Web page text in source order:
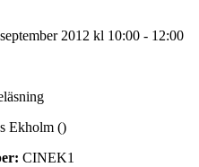
2012 kl 10:00 - 12:00
Ekholm ()
CINEK1